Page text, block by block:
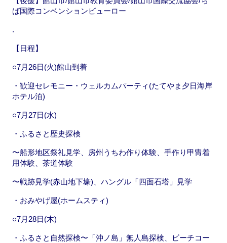
ば国際コンベンションビューロー
.
【日程】
○7月26日(火)館山到着
・歓迎セレモニー・ウェルカムパーティ(たてやま夕日海岸
ホテル泊)
○7月27日(水)
・ふるさと歴史探検
〜船形地区祭礼見学、房州うちわ作り体験、手作り甲冑着
用体験、茶道体験
〜戦跡見学(赤山地下壕)、ハングル「四面石塔」見学
・おみやげ屋(ホームスティ)
○7月28日(木)
・ふるさと自然探検〜「沖ノ島」無人島探検、ビーチコー